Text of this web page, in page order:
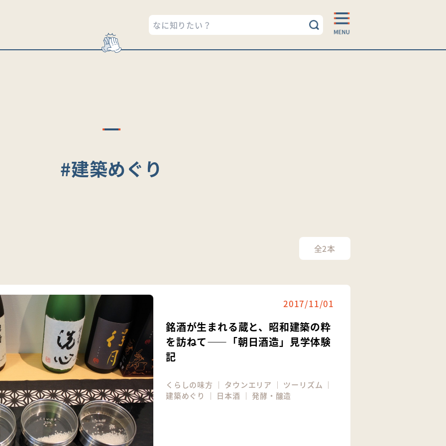
#建築めぐり
全2本
2017/11/01
銘酒が生まれる蔵と、昭和建築の粋
を訪ねて――「朝日酒造」見学体験
記
くらしの味方 ｜ タウンエリア ｜ ツーリズム ｜
建築めぐり
｜ 日本酒 ｜ 発酵・醸造